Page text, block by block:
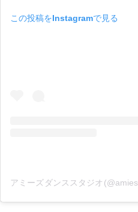
この投稿をInstagramで見る